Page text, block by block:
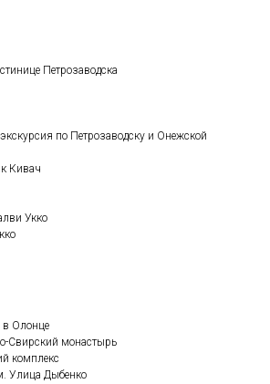
Петрозаводска
по Петрозаводску и Онежской
Кивач
Укко
в Олонце
Свирский монастырь
комплекс
Улица Дыбенко